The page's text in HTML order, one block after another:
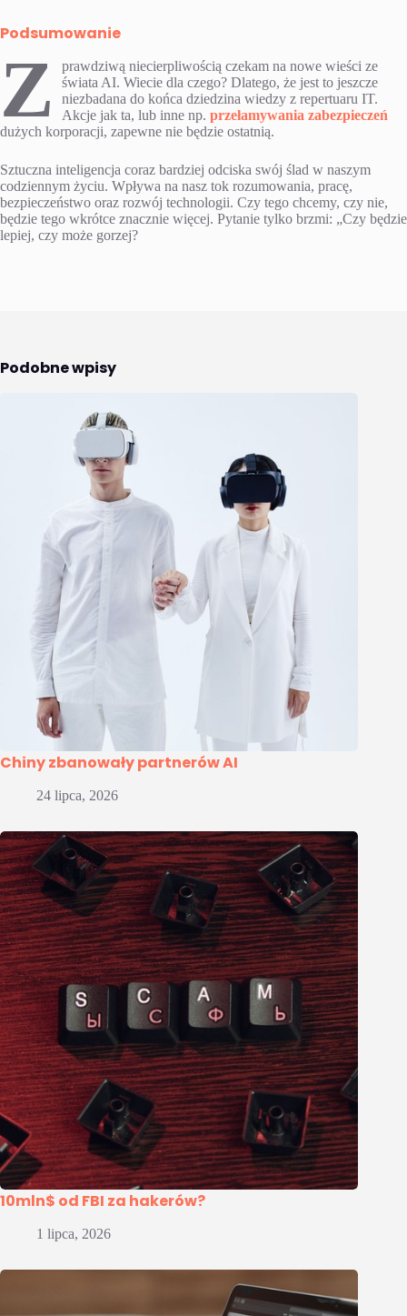
Podsumowanie
Z
prawdziwą niecierpliwością czekam na nowe wieści ze
świata AI. Wiecie dla czego? Dlatego, że jest to jeszcze
niezbadana do końca dziedzina wiedzy z repertuaru IT.
Akcje jak ta, lub inne np. przełamywania zabezpieczeń
dużych korporacji, zapewne nie będzie ostatnią.
Sztuczna inteligencja coraz bardziej odciska swój ślad w naszym
codziennym życiu. Wpływa na nasz tok rozumowania, pracę,
bezpieczeństwo oraz rozwój technologii. Czy tego chcemy, czy nie,
będzie tego wkrótce znacznie więcej. Pytanie tylko brzmi: „Czy będzie
lepiej, czy może gorzej?
Podobne wpisy
Chiny zbanowały partnerów AI
24 lipca, 2026
10mln$ od FBI za hakerów?
1 lipca, 2026